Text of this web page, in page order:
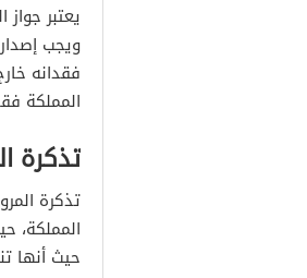
يعتبر
ويجب
فقدانه
المملكة
تذكرة
تذكرة
المملكة،
حيث أنها